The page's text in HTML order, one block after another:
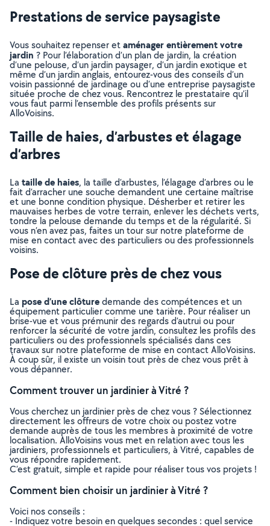
Prestations de service paysagiste
Vous souhaitez repenser etaménager entièrement votre
jardin ? Pour l’élaboration d’un plan de jardin, la création
d’une pelouse, d’un jardin paysager, d’un jardin exotique et
même d’un jardin anglais, entourez-vous des conseils d’un
voisin passionné de jardinage ou d’une entreprise paysagiste
située proche de chez vous. Rencontrez le prestataire qu’il
vous faut parmi l’ensemble des profils présents sur
AlloVoisins.
Taille de haies, d’arbustes et élagage
d’arbres
La taille de haies, la taille d’arbustes, l’élagage d’arbres ou le
fait d’arracher une souche demandent une certaine maîtrise
et une bonne condition physique. Désherber et retirer les
mauvaises herbes de votre terrain, enlever les déchets verts,
tondre la pelouse demande du temps et de la régularité. Si
vous n’en avez pas, faites un tour sur notre plateforme de
mise en contact avec des particuliers ou des professionnels
voisins.
Pose de clôture près de chez vous
La pose d’une clôturedemande des compétences et un
équipement particulier comme une tarière. Pour réaliser un
brise-vue et vous prémunir des regards d’autrui ou pour
renforcer la sécurité de votre jardin, consultez les profils des
particuliers ou des professionnels spécialisés dans ces
travaux sur notre plateforme de mise en contact AlloVoisins.
À coup sûr, il existe un voisin tout près de chez vous prêt à
vous dépanner.
Comment trouver un jardinier à Vitré ?
Vous cherchez un jardinier près de chez vous ? Sélectionnez
directement les offreurs de votre choix ou postez votre
demande auprès de tous les membres à proximité de votre
localisation. AlloVoisins vous met en relation avec tous les
jardiniers, professionnels et particuliers, à Vitré, capables de
vous répondre rapidement.
C’est gratuit, simple et rapide pour réaliser tous vos projets !
Comment bien choisir un jardinier à Vitré ?
Voici nos conseils :
- Indiquez votre besoin en quelques secondes : quel service